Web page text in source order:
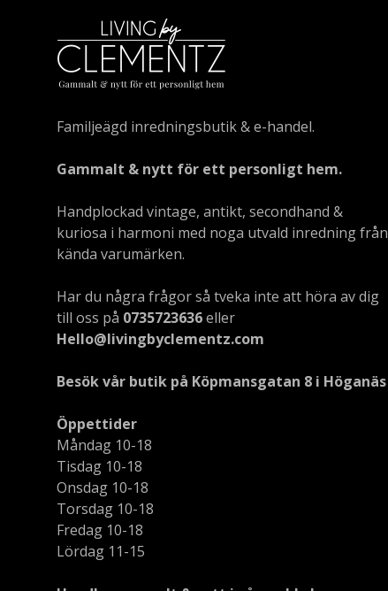
Familjeägd inredningsbutik & e-handel.
Gammalt & nytt för ett personligt hem.
Handplockad vintage, antikt, secondhand &
kuriosa i harmoni med noga utvald inredning från
kända varumärken.
Har du några frågor så tveka inte att höra av dig
till oss på 0735723636eller
Hello@livingbyclementz.com
Besök vår butik på Köpmansgatan 8 i Höganäs
Öppettider
Måndag 10-18
Tisdag 10-18
Onsdag 10-18
Torsdag 10-18
Fredag 10-18
Lördag 11-15